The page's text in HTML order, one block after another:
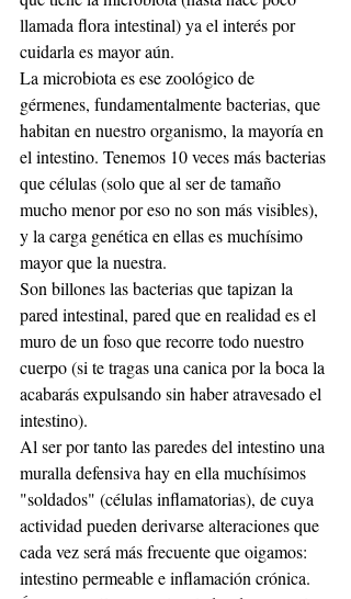
llamada flora intestinal) ya el interés por
cuidarla es mayor aún.
La microbiota es ese zoológico de
gérmenes, fundamentalmente bacterias, que
habitan en nuestro organismo, la mayoría en
el intestino. Tenemos 10 veces más bacterias
que células (solo que al ser de tamaño
mucho menor por eso no son más visibles),
y la carga genética en ellas es muchísimo
mayor que la nuestra.
Son billones las bacterias que tapizan la
pared intestinal, pared que en realidad es el
muro de un foso que recorre todo nuestro
cuerpo (si te tragas una canica por la boca la
acabarás expulsando sin haber atravesado el
intestino).
Al ser por tanto las paredes del intestino una
muralla defensiva hay en ella muchísimos
"soldados" (células inflamatorias), de cuya
actividad pueden derivarse alteraciones que
cada vez será más frecuente que oigamos:
intestino permeable e inflamación crónica.